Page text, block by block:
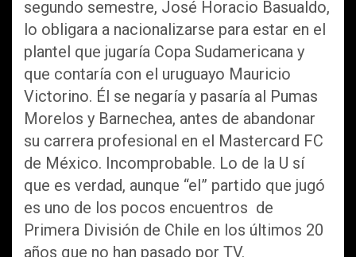
segundo semestre, José Horacio Basualdo,
lo obligara a nacionalizarse para estar en el
plantel que jugaría Copa Sudamericana y
que contaría con el uruguayo Mauricio
Victorino. Él se negaría y pasaría al Pumas
Morelos y Barnechea, antes de abandonar
su carrera profesional en el Mastercard FC
de México. Incomprobable. Lo de la U sí
que es verdad, aunque “el” partido que jugó
es uno de los pocos encuentros de
Primera División de Chile en los últimos 20
años que no han pasado por TV.